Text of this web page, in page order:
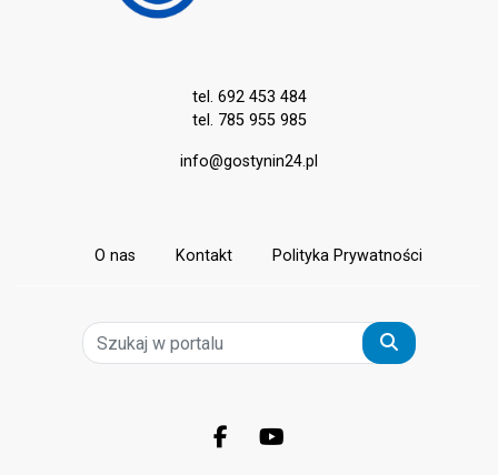
tel. 692 453 484
tel. 785 955 985
info@gostynin24.pl
O nas Kontakt Polityka Prywatności
Szukaj
Facebook.com
Youtube.com